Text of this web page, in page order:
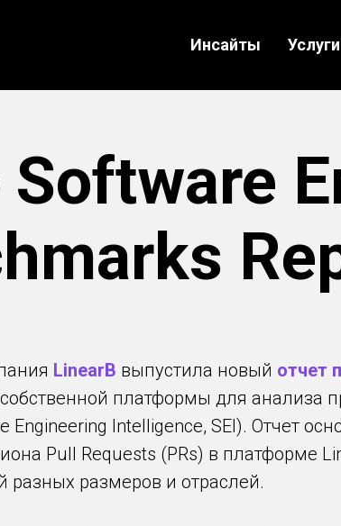
Инсайты Услуги
LinearB выпустила новый отчет
платформы для анализа
Engineering Intelligence, SEI). Отчет
Pull Requests (PRs) в платформе
разных размеров и отраслей.